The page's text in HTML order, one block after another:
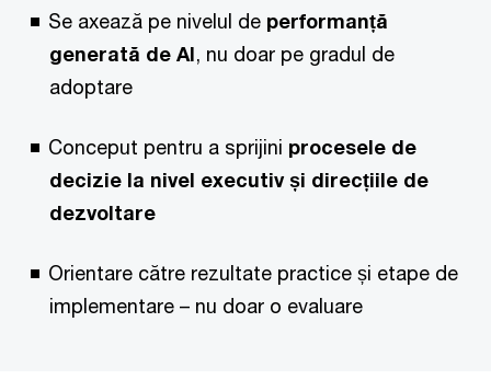
Se axează pe nivelul de performanță
generată de AI, nu doar pe gradul de
adoptare
Conceput pentru a sprijini procesele de
decizie la nivel executiv și direcțiile de
dezvoltare
Orientare către rezultate practice și etape de
implementare – nu doar o evaluare